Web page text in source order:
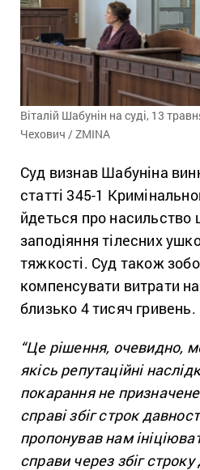
Віталій Шабунін на суді, 13
Чехович / ZMINA
Суд визнав Шабуніна
статті 345-1
йдеться про насильство
заподіяння тілесних
тяжкості. Суд також
компенсувати витрати
близько 4 тисяч гривень.
“Це рішення, очевидно,
якісь репутаційні
покарання не
справі збіг строк
пропонував нам
справи через збіг